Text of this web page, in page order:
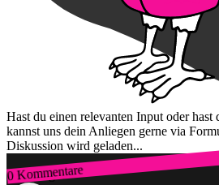
Hast du einen relevanten Input oder
kannst uns dein Anliegen gerne via
Diskussion wird geladen...
0 Kommentare
Zum Login